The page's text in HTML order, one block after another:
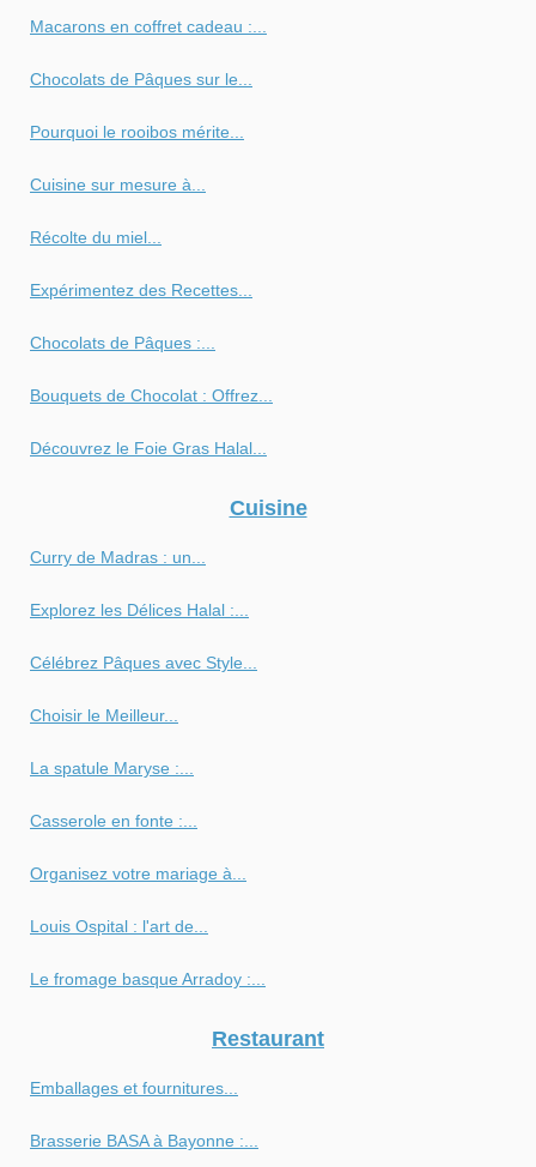
Macarons en coffret cadeau :...
Chocolats de Pâques sur le...
Pourquoi le rooibos mérite...
Cuisine sur mesure à...
Récolte du miel...
Expérimentez des Recettes...
Chocolats de Pâques :...
Bouquets de Chocolat : Offrez...
Découvrez le Foie Gras Halal...
Cuisine
Curry de Madras : un...
Explorez les Délices Halal :...
Célébrez Pâques avec Style...
Choisir le Meilleur...
La spatule Maryse :...
Casserole en fonte :...
Organisez votre mariage à...
Louis Ospital : l'art de...
Le fromage basque Arradoy :...
Restaurant
Emballages et fournitures...
Brasserie BASA à Bayonne :...